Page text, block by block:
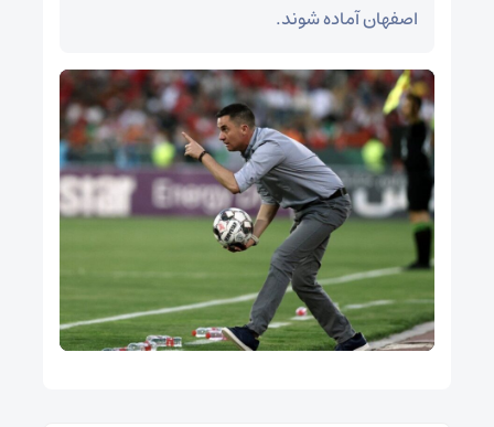
اصفهان آماده شوند.